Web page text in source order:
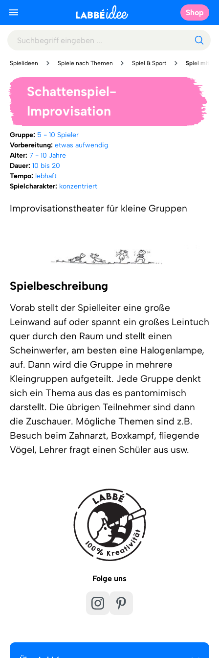
Shop
Spielideen Spiele nach Themen Spiel & Sport Spiel mit
Schattenspiel-
Improvisation
Gruppe: 5 - 10 Spieler
Vorbereitung: etwas aufwendig
Alter: 7 - 10 Jahre
Dauer: 10 bis 20
Tempo: lebhaft
Spielcharakter: konzentriert
Improvisationstheater für kleine Gruppen
Spielbeschreibung
Vorab stellt der Spielleiter eine große
Leinwand auf oder spannt ein großes Leintuch
quer durch den Raum und stellt einen
Scheinwerfer, am besten eine Halogenlampe,
auf. Dann wird die Gruppe in mehrere
Kleingruppen aufgeteilt. Jede Gruppe denkt
sich ein Thema aus das es pantomimisch
darstellt. Die übrigen Teilnehmer sind dann
die Zuschauer. Mögliche Themen sind z.B.
Besuch beim Zahnarzt, Boxkampf, fliegende
Vögel, Lehrer fragt einen Schüler aus usw.
Folge uns